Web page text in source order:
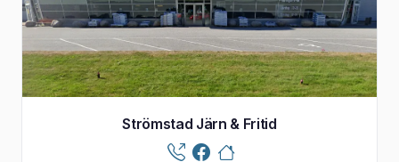
Strömstad Järn & Fritid